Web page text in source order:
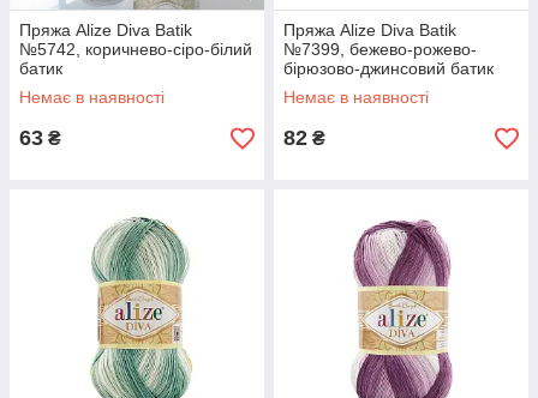
Пряжа Alize Diva Batik
№5742, коричнево-сіро-білий
батик
Немає в наявності
63 ₴
Пряжа Alize Diva Batik
№7399, бежево-рожево-
бірюзово-джинсовий батик
Немає в наявності
82 ₴